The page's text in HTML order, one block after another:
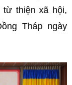
từ thiện xã hội,
Tháp ngày